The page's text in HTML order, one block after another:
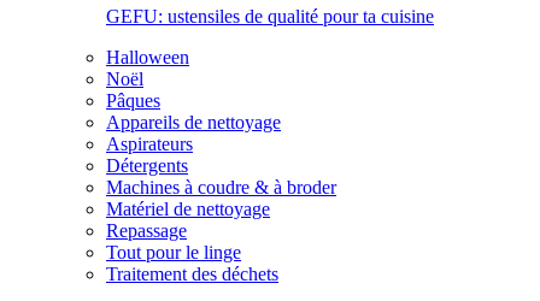
GEFU: ustensiles de qualité pour ta cuisine
Halloween
Noël
Pâques
Appareils de nettoyage
Aspirateurs
Détergents
Machines à coudre & à broder
Matériel de nettoyage
Repassage
Tout pour le linge
Traitement des déchets